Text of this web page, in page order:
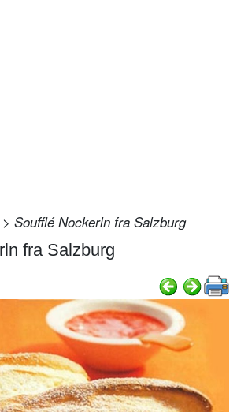
> Soufflé Nockerln fra Salzburg
fra Salzburg